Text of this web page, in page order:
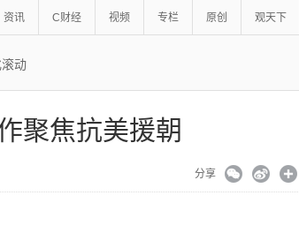
资讯 C财经 视频 专栏 原创 观天下
动
聚焦抗美援朝
分享